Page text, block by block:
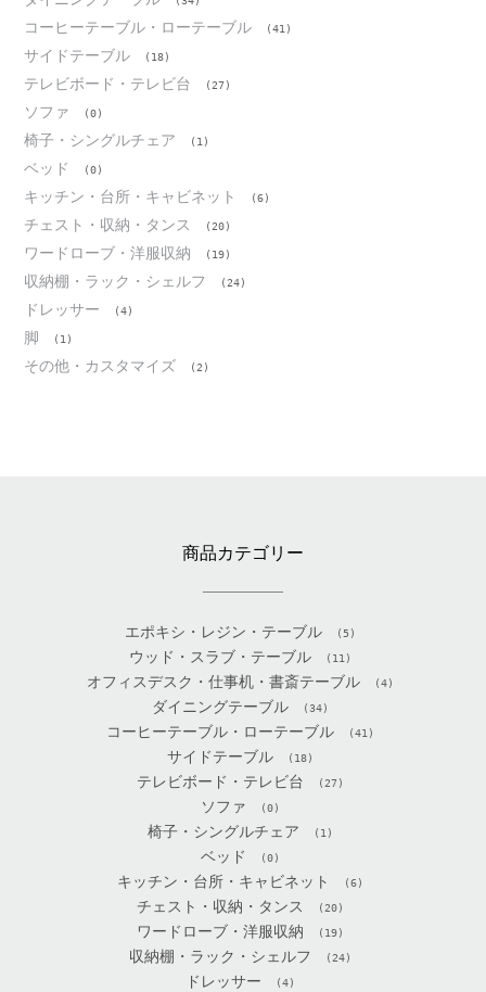
コーヒーテーブル・ローテーブル (41)
サイドテーブル (18)
テレビボード・テレビ台 (27)
ソファ (0)
椅子・シングルチェア (1)
ベッド (0)
キッチン・台所・キャビネット (6)
チェスト・収納・タンス (20)
ワードローブ・洋服収納 (19)
収納棚・ラック・シェルフ (24)
ドレッサー (4)
脚 (1)
その他・カスタマイズ (2)
商品カテゴリー
エポキシ・レジン・テーブル (5)
ウッド・スラブ・テーブル (11)
オフィスデスク・仕事机・書斎テーブル (4)
ダイニングテーブル (34)
コーヒーテーブル・ローテーブル (41)
サイドテーブル (18)
テレビボード・テレビ台 (27)
ソファ (0)
椅子・シングルチェア (1)
ベッド (0)
キッチン・台所・キャビネット (6)
チェスト・収納・タンス (20)
ワードローブ・洋服収納 (19)
収納棚・ラック・シェルフ (24)
ドレッサー (4)